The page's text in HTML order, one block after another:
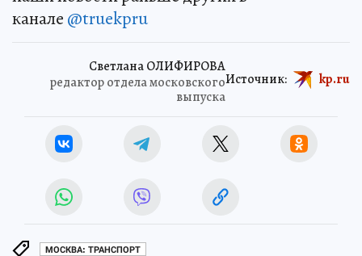
канале @truekpru
Светлана ОЛИФИРОВА
редактор отдела московского
выпуска
Источник: kp.ru
МОСКВА: ТРАНСПОРТ